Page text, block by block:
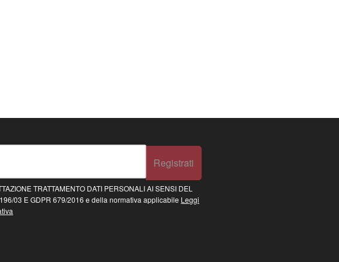
Registrati
TRATTAMENTO DATI PERSONALI AI SENSI DEL
03 E GDPR 679/2016 e della normativa applicabile Leggi